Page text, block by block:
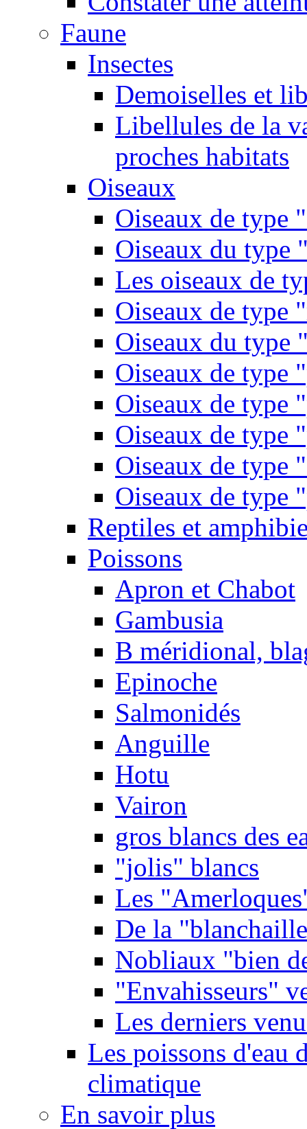
Faune
Insectes
Demoiselles et
Libellules de la
proches habitats
Oiseaux
Oiseaux de type
Oiseaux du type
Les oiseaux de
Oiseaux de type
Oiseaux du type
Oiseaux de type
Oiseaux de type
Oiseaux de type
Oiseaux de type
Oiseaux de type
Reptiles et
Poissons
Apron et Chabot
Gambusia
B méridional,
Epinoche
Salmonidés
Anguille
Hotu
Vairon
gros blancs des
"jolis" blancs
Les
De la
Nobliaux "bien
"Envahisseurs"
Les derniers
Les poissons d'eau
climatique
En savoir plus